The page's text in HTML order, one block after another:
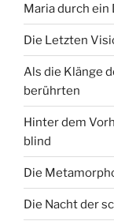
Maria durch ein
Die Letzten
Als die Klänge
berührten
Hinter dem
blind
Die
Die Nacht der